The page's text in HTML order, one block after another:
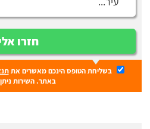
חזרו
בשליחת הטופס הינכם מאשרים את
באתר. השירות